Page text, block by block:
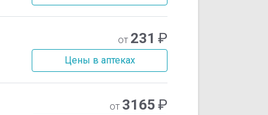
от 231 ₽
Цены в аптеках
от 3165₽